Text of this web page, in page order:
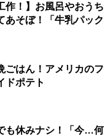
作！】お風呂やおうち
あそぼ！「牛乳パック
ごはん！アメリカのフ
ドポテト
も休みナシ！「今…何